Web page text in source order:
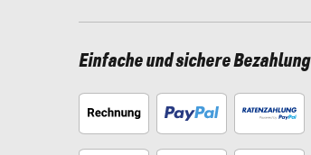
Einfache und sichere Bezahlung